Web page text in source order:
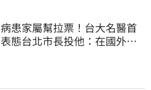
病患家屬幫拉票！台大名醫首
表態台北市長投他：在國外也